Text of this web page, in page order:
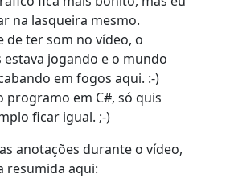
na lasqueira mesmo.
de ter som no vídeo, o
estava jogando e o mundo
em fogos aqui. :-)
programo em C#, só quis
ficar igual. ;-)
anotações durante o vídeo,
resumida aqui: